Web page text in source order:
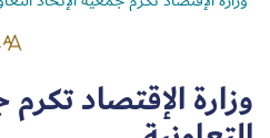
وزارة الإقتصاد